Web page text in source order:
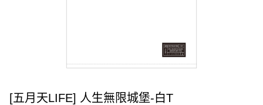
[五月天LIFE] 人生無限城堡-白T